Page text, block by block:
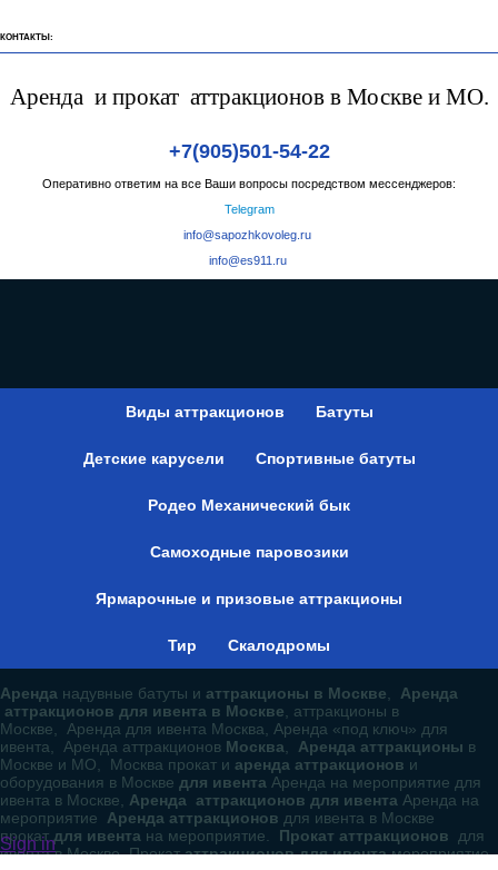
КОНТАКТЫ:
Аренда и прокат аттракционов в Москве и МО.
+7(905)501-54-22
Оперативно ответим на все Ваши вопросы посредством мессенджеров:
Telegram
info@sapozhkovoleg.ru
info@es911.ru
Виды аттракционов Батуты
Детские карусели Спортивные батуты
Родео Механический бык
Самоходные паровозики
Ярмарочные и призовые аттракционы
Тир Скалодромы
Аренда надувные батуты и аттракционы в Москве, Аренда
аттракционов для ивента в Москве, аттракционы в
Москве, Аренда для ивента Москва, Аренда «под ключ» для
ивента, Аренда аттракционов Москва, Аренда аттракционы в
Москве и МО, Москва прокат и аренда аттракционов и
оборудования в Москве для ивента Аренда на мероприятие для
ивента в Москве, Аренда аттракционов для ивента Аренда на
мероприятие Аренда аттракционов для ивента в Москве
прокатдля ивента на мероприятие. Прокат аттракционов для
ивента в Москве Прокататтракционов для ивентамероприятие
Sign in